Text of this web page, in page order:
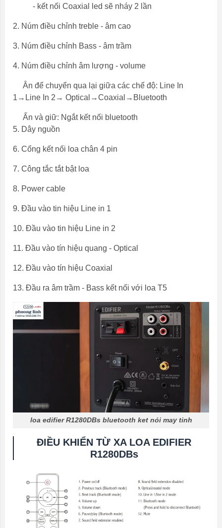
- kết nối Coaxial led sẽ nháy 2 lần
2. Núm điều chỉnh treble - âm cao
3. Núm điều chỉnh Bass - âm trầm
4. Núm điều chỉnh âm lượng - volume
Ân để chuyển qua lại giữa các chế độ: Line In
1→Line In 2→ Optical→Coaxial→Bluetooth
Ấn và giữ: Ngắt kết nối bluetooth
5. Dây nguồn
6. Cổng kết nối loa chân 4 pin
7. Công tắc tắt bật loa
8. Power cable
9. Đầu vào tin hiệu Line in 1
10. Đầu vào tin hiệu Line in 2
11. Đầu vào tín hiệu quang - Optical
12. Đầu vào tín hiệu Coaxial
13. Đầu ra âm trầm - Bass kết nối với loa T5
loa edifier R1280DBs bluetooth ket nói may tinh
ĐIỀU KHIỂN TỪ XA LOA EDIFIER
R1280DBs